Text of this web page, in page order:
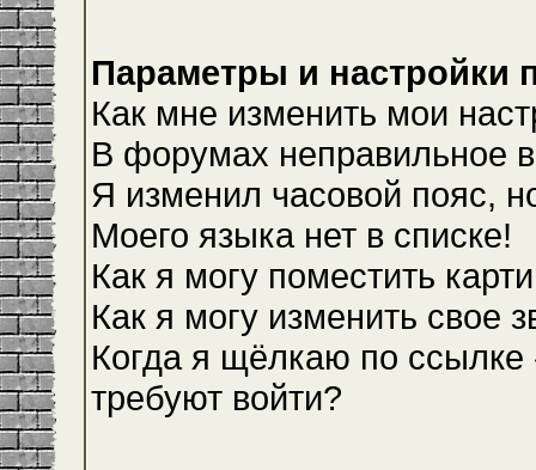
Параметры и настройки
Как мне изменить мои
В форумах неправильное
Я изменил часовой пояс,
Моего языка нет в списке!
Как я могу поместить
Как я могу изменить свое
Когда я щёлкаю по ссылке
требуют войти?